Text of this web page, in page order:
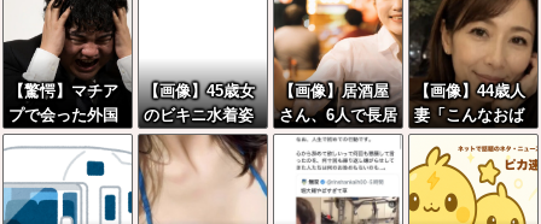
【驚愕】マチア
プで会った外国
人からまさかの
『こう』言われ
たんやがこれワ
イ詰み
【画像】45歳女
のビキニ水着姿
wwwwwwwww
wwwwww
【画像】居酒屋
さん、6人で長居
して会計4939円
しか使わない客
にお気持ち表明
してしまう←コ
【画像】44歳人
妻「こんなおば
さんでいい
の…？」